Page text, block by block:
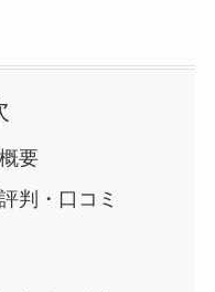
要
判・口コミ